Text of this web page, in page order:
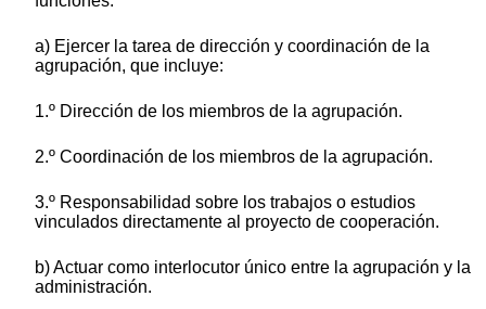
a) Ejercer la tarea de dirección y coordinación de la
agrupación, que incluye:
1.º Dirección de los miembros de la agrupación.
2.º Coordinación de los miembros de la agrupación.
3.º Responsabilidad sobre los trabajos o estudios
vinculados directamente al proyecto de cooperación.
b) Actuar como interlocutor único entre la agrupación y la
administración.